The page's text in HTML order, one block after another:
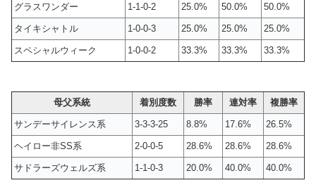
グラスワンダー 1-1-0-2 25.0% 50.0% 50.0%
タイキシャトル 1-0-0-3 25.0% 25.0% 25.0%
スペシャルウィーク 1-0-0-2 33.3% 33.3% 33.3%
母父系統 着別度数 勝率 連対率 複勝率
サンデーサイレンス系 3-3-3-25 8.8% 17.6% 26.5%
ヘイロー非SS系 2-0-0-5 28.6% 28.6% 28.6%
サドラーズウェルズ系 1-1-0-3 20.0% 40.0% 40.0%